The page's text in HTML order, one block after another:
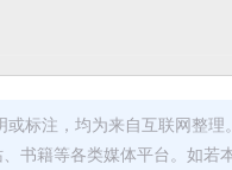
标注，均为来自互联网整
书籍等各类媒体平台。如